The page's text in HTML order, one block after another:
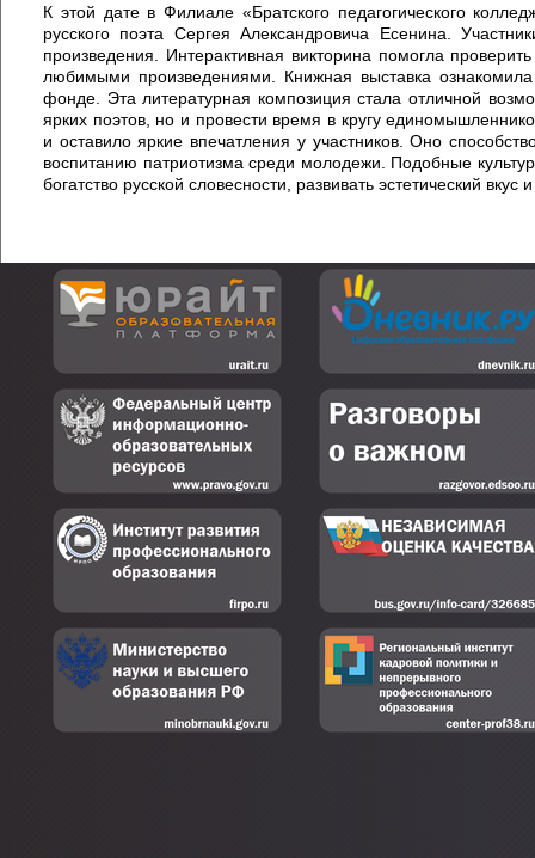
К этой дате в Филиале «Братского педагогического
русского поэта Сергея Александровича Есенина.
произведения. Интерактивная викторина помогла
любимыми произведениями. Книжная выставка
фонде. Эта литературная композиция стала отличной
ярких поэтов, но и провести время в кругу
и оставило яркие впечатления у участников. Оно
воспитанию патриотизма среди молодежи. Подобные
богатство русской словесности, развивать эстетический